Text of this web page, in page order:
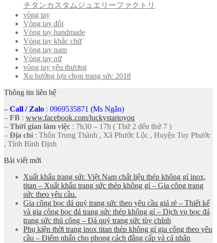
チタンカスタムジュエリーファクトリ
vòng tay
Vòng tay đôi
Vòng tay handmade
Vòng tay khắc chữ
Vòng tay nam
Vòng tay nữ
vòng tay yêu thương
Xu hướng lựa chọn trang sức 2018
Thông tin liên hệ
– Call / Zalo : 0969535871 (Ms Ngân)
– FB : www.facebook.com/luckystartoyou
– Thời gian làm việc : 7h30 – 17h ( Thứ 2 đến thứ 7 )
– Địa chỉ : Thôn Trung Thành , Xã Phước Lộc , Huyện Tuy Phước
, Tỉnh Bình Định
Bài viết mới
Xuất khẩu trang sức Việt Nam chất liệu thép không gỉ inox,
titan – Xuất khẩu trang sức thép không gỉ – Gia công trang
sức theo yêu cầu.
Gia công bọc đá quý trang sức theo yêu cầu giá rẻ – Thiết kế
và gia công bọc đá trang sức thép không gỉ – Dịch vụ bọc đá
trang sức thủ công – Đá quý trang sức tùy chỉnh
Phụ kiện thời trang inox titan thép không gỉ gia công theo yêu
cầu – Điểm nhấn cho phong cách đẳng cấp và cá nhân